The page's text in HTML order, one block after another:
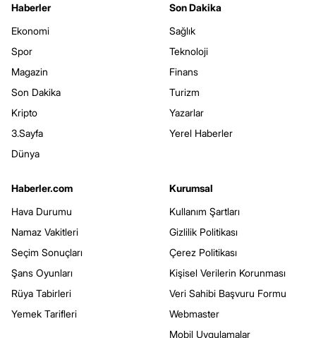
Haberler
Ekonomi
Spor
Magazin
Son Dakika
Kripto
3.Sayfa
Dünya
Son Dakika
Sağlık
Teknoloji
Finans
Turizm
Yazarlar
Yerel Haberler
Haberler.com
Hava Durumu
Namaz Vakitleri
Seçim Sonuçları
Şans Oyunları
Rüya Tabirleri
Yemek Tarifleri
Kurumsal
Kullanım Şartları
Gizlilik Politikası
Çerez Politikası
Kişisel Verilerin Korunması
Veri Sahibi Başvuru Formu
Webmaster
Mobil Uygulamalar